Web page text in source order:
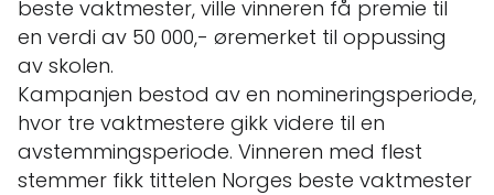
beste vaktmester, ville vinneren få premie til
en verdi av 50 000,- øremerket til oppussing
av skolen.
Kampanjen bestod av en nomineringsperiode,
hvor tre vaktmestere gikk videre til en
avstemmingsperiode. Vinneren med flest
stemmer fikk tittelen Norges beste vaktmester